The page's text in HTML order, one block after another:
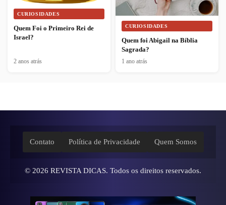
CURIOSIDADES
Quem Foi o Primeiro Rei de
Israel?
2 anos atrás
CURIOSIDADES
Quem foi Abigail na Bíblia
Sagrada?
1 ano atrás
Contato Política de Privacidade Quem Somos
© 2026 REVISTA DICAS. Todos os direitos reservados.